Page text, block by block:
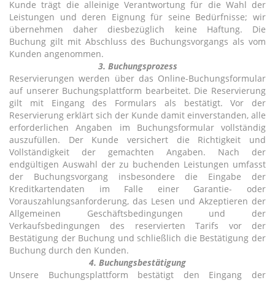
Kunde trägt die alleinige Verantwortung für die Wahl der
Leistungen und deren Eignung für seine Bedürfnisse; wir
übernehmen daher diesbezüglich keine Haftung. Die
Buchung gilt mit Abschluss des Buchungsvorgangs als vom
Kunden angenommen.
3. Buchungsprozess
Reservierungen werden über das Online-Buchungsformular
auf unserer Buchungsplattform bearbeitet. Die Reservierung
gilt mit Eingang des Formulars als bestätigt. Vor der
Reservierung erklärt sich der Kunde damit einverstanden, alle
erforderlichen Angaben im Buchungsformular vollständig
auszufüllen. Der Kunde versichert die Richtigkeit und
Vollständigkeit der gemachten Angaben. Nach der
endgültigen Auswahl der zu buchenden Leistungen umfasst
der Buchungsvorgang insbesondere die Eingabe der
Kreditkartendaten im Falle einer Garantie- oder
Vorauszahlungsanforderung, das Lesen und Akzeptieren der
Allgemeinen Geschäftsbedingungen und der
Verkaufsbedingungen des reservierten Tarifs vor der
Bestätigung der Buchung und schließlich die Bestätigung der
Buchung durch den Kunden.
4. Buchungsbestätigung
Unsere Buchungsplattform bestätigt den Eingang der